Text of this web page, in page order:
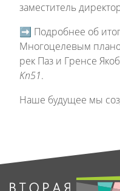
заместитель
➡️ Подробнее об
Многоцелевым
рек Паз и Гренсе
Kn51.
Наше будущее мы